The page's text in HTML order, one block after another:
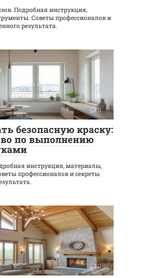
Подробная инструкция,
Советы профессионалов и
результата.
0
безопасную краску:
по выполнению
инструкция, материалы,
профессионалов и секреты
0